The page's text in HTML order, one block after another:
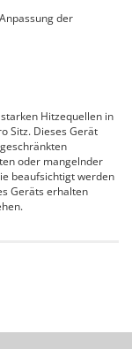
der
Hitzequellen in
Sitz. Dieses Gerät
oder mangelnder
beaufsichtigt werden
Geräts erhalten